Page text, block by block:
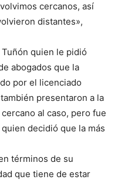
cercanos, así
distantes»,
quien le pidió
abogados que la
por el licenciado
presentaron a la
al caso, pero fue
decidió que la más
términos de su
que tiene de estar